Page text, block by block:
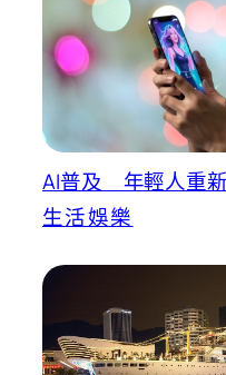
AI普及 年輕人重新
生活娛樂